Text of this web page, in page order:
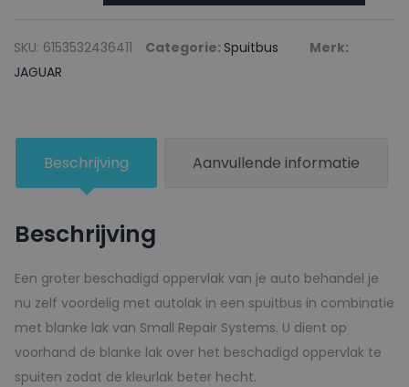
Blanke
lak
STORNOWAY
150ml
SKU: 6153532436411 Categorie: Spuitbus
Merk:
JAGUAR
Beschrijving Aanvullende informatie
Beschrijving
Een groter beschadigd oppervlak van je auto behandel je
nu zelf voordelig met autolak in een spuitbus in combinatie
met blanke lak van Small Repair Systems. U dient op
voorhand de blanke lak over het beschadigd oppervlak te
spuiten zodat de kleurlak beter hecht.